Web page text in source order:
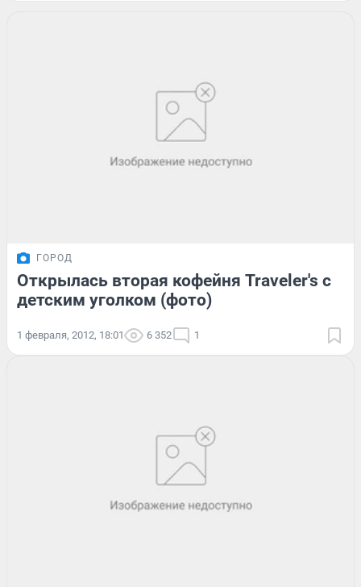
ГОРОД
Открылась вторая кофейня Traveler's с
детским уголком (фото)
1 февраля, 2012, 18:01 6 352 1